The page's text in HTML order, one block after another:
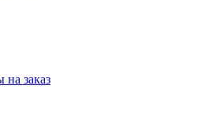
заказ